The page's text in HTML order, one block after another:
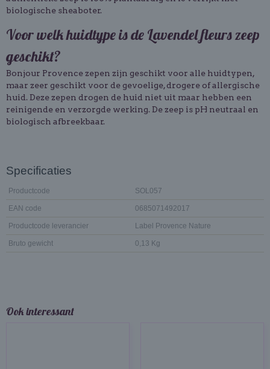
biologische sheaboter.
Voor welk huidtype is de Lavendel fleurs zeep
geschikt?
Bonjour Provence zepen zijn geschikt voor alle huidtypen,
maar zeer geschikt voor de gevoelige, drogere of allergische
huid. Deze zepen drogen de huid niet uit maar hebben een
reinigende en verzorgde werking. De zeep is pH neutraal en
biologisch afbreekbaar.
Specificaties
Productcode SOL057
EAN code 0685071492017
Productcode leverancier Label Provence Nature
Bruto gewicht 0,13 Kg
Ook interessant